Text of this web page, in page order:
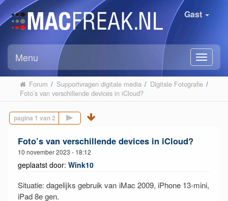
Gast
Menu
Forum / Supportvragen digitale media / Digitale Fotografie /
Foto’s van verschillende devices in iCloud?
Volgende pagina
Foto’s van verschillende devices in iCloud?
10 november 2023 - 18:12
geplaatst door: Wink10
Situatie: dagelijks gebruik van iMac 2009, iPhone 13-mini,
iPad 8e gen.